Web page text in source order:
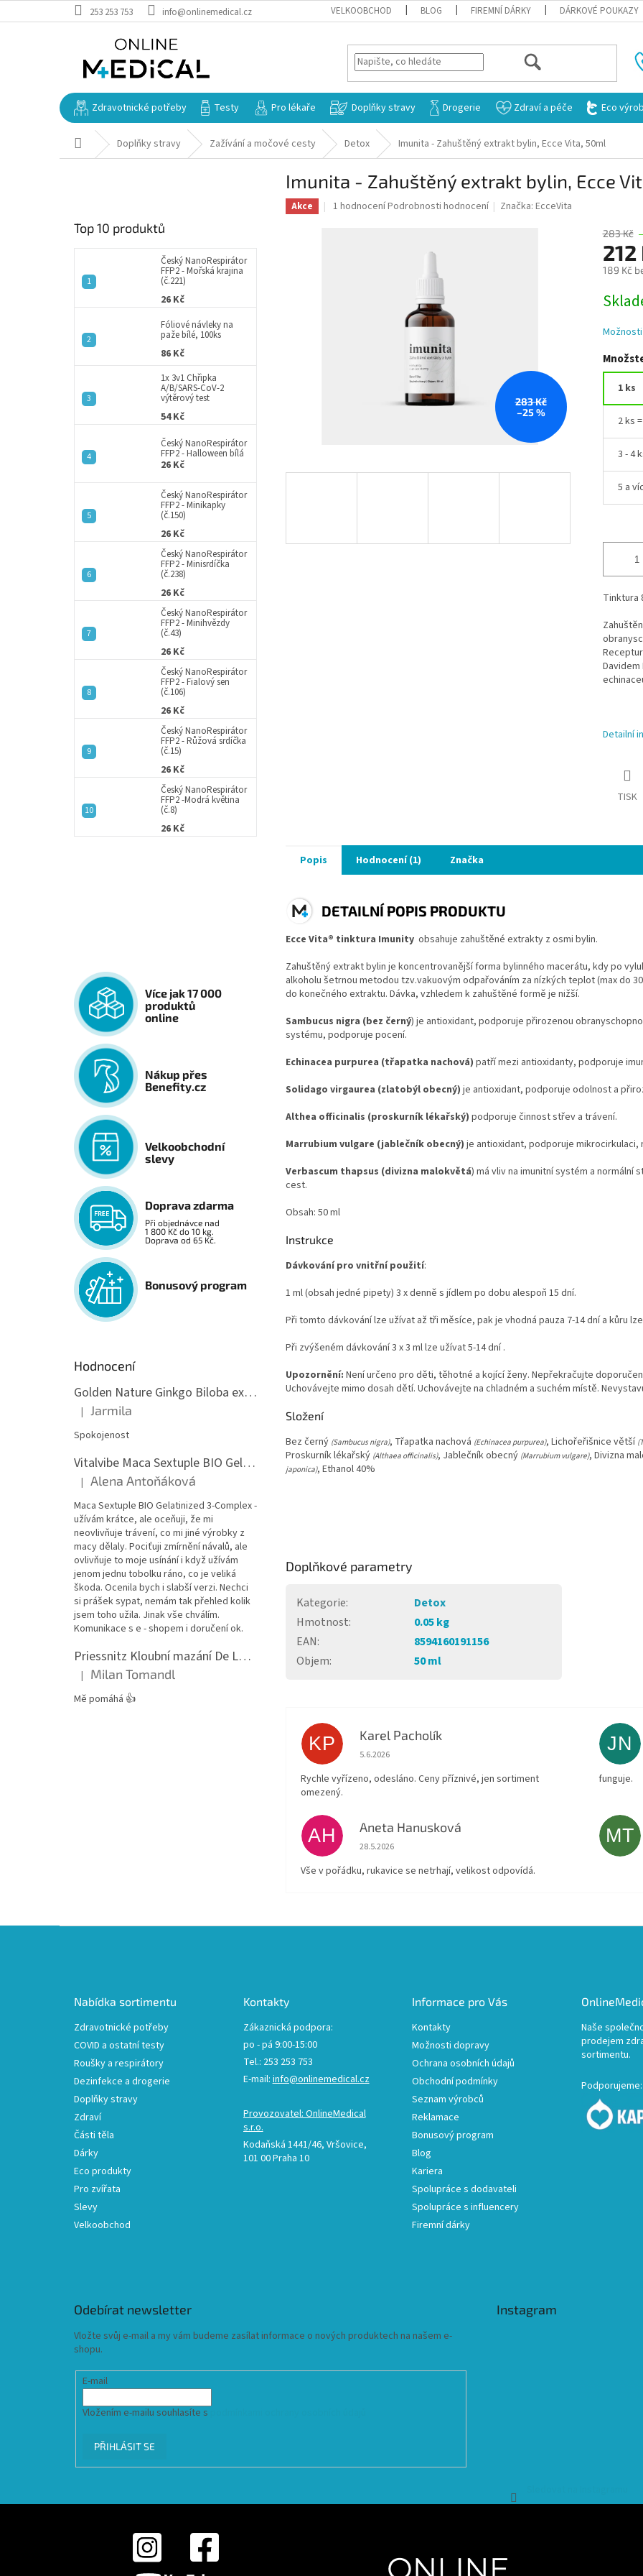
na
253 253 753 info@onlinemedical.cz VELKOOBCHOD BLOG FIREMNÍ DÁRKY DÁRKOVÉ POUKAZY
HLEDAT
Zdravotnické potřeby Testy Pro lékaře Doplňky stravy Drogerie Zdraví a péče Eco
Domů Doplňky stravy Zažívání a močové cesty Detox Imunita - Zahuštěný extrakt bylin, Ecce Vita, 50ml
Top 10 produktů
Český NanoRespirátor
FFP2 - Mořská krajina
(č.221)
26 Kč
Fóliové návleky na
paže bílé, 100ks
86 Kč
1x 3v1 Chřipka
A/B/SARS-CoV-2
výtěrový test
54 Kč
Český NanoRespirátor
FFP2 - Halloween bílá
26 Kč
Český NanoRespirátor
FFP2 - Minikapky
(č.150)
26 Kč
Český NanoRespirátor
FFP2 - Minisrdíčka
(č.238)
26 Kč
Český NanoRespirátor
FFP2 - Minihvězdy
(č.43)
26 Kč
Český NanoRespirátor
FFP2 - Fialový sen
(č.106)
26 Kč
Český NanoRespirátor
FFP2 - Růžová srdíčka
(č.15)
26 Kč
Český NanoRespirátor
FFP2 -Modrá květina
(č.8)
26 Kč
Více jak 17 000
produktů
online
Nákup přes
Benefity.cz
Velkoobchodní
slevy
Doprava zdarma
Při objednávce nad
1 800 Kč do 10 kg.
Doprava od 65 Kč.
Bonusový program
Hodnocení
Golden Nature Ginkgo Biloba extrakt 50:1 60mg, 100 kapslí
Hodnocení produktu je 5 z 5 hvězdiček.
| Jarmila
Spokojenost
Vitalvibe Maca Sextuple BIO Gelatinized 3-Complex, 60 kapslí
Hodnocení produktu je 5 z 5 hvězdiček.
| Alena Antoňáková
Maca Sextuple BIO Gelatinized 3-Complex -
užívám krátce, ale oceňuji, že mi
neovlivňuje trávení, co mi jiné výrobky z
macy dělaly. Pociťuji zmírnění návalů, ale
ovlivňuje to moje usínání i když užívám
jenom jednu tobolku ráno, co je veliká
škoda. Ocenila bych i slabší verzi. Nechci
si prášek sypat, nemám tak přehled kolik
jsem toho užila. Jinak vše chválím.
Komunikace s e - shopem i doručení ok.
Priessnitz Kloubní mazání De Luxe, 200ml
Hodnocení produktu je 5 z 5 hvězdiček.
| Milan Tomandl
Mě pomáhá 👍
Imunita - Zahuštěný extrakt bylin, Ecce
Akce
Průměrné
1 hodnoceníPodrobnosti hodnocení Značka:EcceVita
283 Kč
–25 %
283 Kč
212
189 Kč
cena:
1 ks
2 ks
3 - 4
5 a
Tinktura
Detailní
TISK
Popis Hodnocení (1) Značka
DETAILNÍ POPIS PRODUKTU
Ecce Vita® tinktura Imunity obsahuje zahuštěné extrakty z osmi bylin.
Zahuštěný extrakt bylin je koncentrovanější forma bylinného macerátu, kdy po
alkoholu šetrnou metodou tzv.vakuovým odpařováním za nízkých teplot (max do
do konečného extraktu. Dávka, vzhledem k zahuštěné formě je nižší.
Sambucus nigra (bez černý) je antioxidant, podporuje přirozenou
systému, podporuje pocení.
Echinacea purpurea (třapatka nachová) patří mezi antioxidanty, podporuje
Solidago virgaurea (zlatobýl obecný) je antioxidant, podporuje odolnost a
Althea officinalis (proskurník lékařský) podporuje činnost střev a trávení.
Marrubium vulgare (jablečník obecný) je antioxidant, podporuje mikrocirkulaci,
Verbascum thapsus (divizna malokvětá) má vliv na imunitní systém a normální
cest.
Obsah: 50 ml
Instrukce
Dávkování pro vnitřní použití:
1 ml (obsah jedné pipety) 3 x denně s jídlem po dobu alespoň 15 dní.
Při tomto dávkování lze užívat až tři měsíce, pak je vhodná pauza 7-14 dní a kůru
Při zvýšeném dávkování 3 x 3 ml lze užívat 5-14 dní .
Upozornění: Není určeno pro děti, těhotné a kojící ženy. Nepřekračujte
Uchovávejte mimo dosah dětí. Uchovávejte na chladném a suchém místě.
Složení
Bez černý (Sambucus nigra), Třapatka nachová (Echinacea purpurea), Lichořeřišnice větší
Proskurník lékařský (Althaea officinalis), Jablečník obecný (Marrubium vulgare), Divizna
japonica), Ethanol 40%
Doplňkové parametry
Kategorie:
Detox
Hmotnost:
0.05 kg
EAN:
8594160191156
Objem: 50 ml
KP Karel Pacholík
Hodnocení obchodu je 4 z 5 hvězdiček.
5.6.2026
Rychle vyřízeno, odesláno. Ceny příznivé, jen sortiment
omezený.
JN
funguje.
AH Aneta Hanusková
Hodnocení obchodu je 5 z 5 hvězdiček.
28.5.2026
Vše v pořádku, rukavice se netrhají, velikost odpovídá.
MT
Nabídka sortimentu
Zdravotnické potřeby
COVID a ostatní testy
Roušky a respirátory
Dezinfekce a drogerie
Doplňky stravy
Zdraví
Části těla
Dárky
Eco produkty
Pro zvířata
Slevy
Velkoobchod
Kontakty
Zákaznická podpora:
po - pá 9:00-15:00
Tel.: 253 253 753
E-mail: info@onlinemedical.cz
Provozovatel: OnlineMedical
s.r.o.
Kodaňská 1441/46, Vršovice,
101 00 Praha 10
Informace pro Vás
Kontakty
Možnosti dopravy
Ochrana osobních údajů
Obchodní podmínky
Seznam výrobců
Reklamace
Bonusový program
Blog
Kariera
Spolupráce s dodavateli
Spolupráce s influencery
Firemní dárky
Naše
prodejem
sortimentu.
Podporujeme:
Odebírat newsletter
Vložte svůj e-mail a my vám budeme zasílat informace o nových produktech na našem e-
shopu.
E-mail
Vložením e-mailu souhlasíte s
PŘIHLÁSIT SE
Instagram